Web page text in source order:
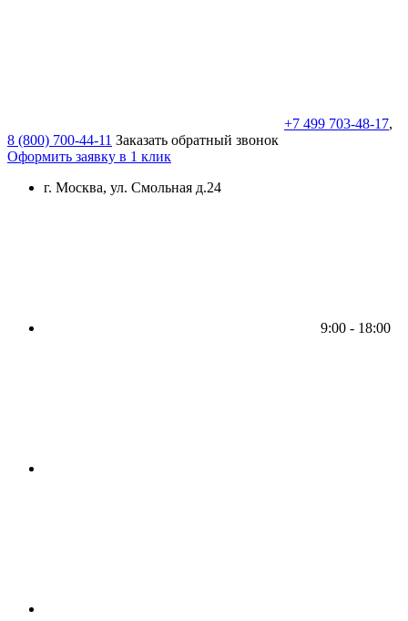
+7 499 703-48-17,
8 (800) 700-44-11 Заказать обратный звонок
Оформить заявку в 1 клик
г. Москва, ул. Смольная д.24
9:00 - 18:00